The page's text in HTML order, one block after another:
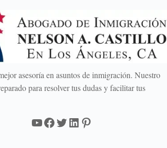
asesoría en asuntos de inmigración. Nuestro
para resolver tus dudas y facilitar tus
YouTube
Facebook
Twitter
LinkedIn
Pinterest